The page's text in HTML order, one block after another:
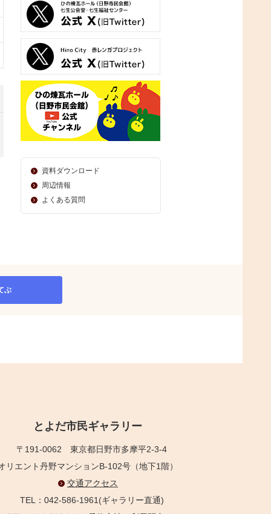
資料ダウンロード
周辺情報
よくある質問
ぶ
とよだ市民ギャラリー
〒191-0062 東京都日野市多摩平2-3-4
リエント丹野マンションB-102号（地下1階）
交通アクセス
TEL：042-586-1961(ギャラリー直通)